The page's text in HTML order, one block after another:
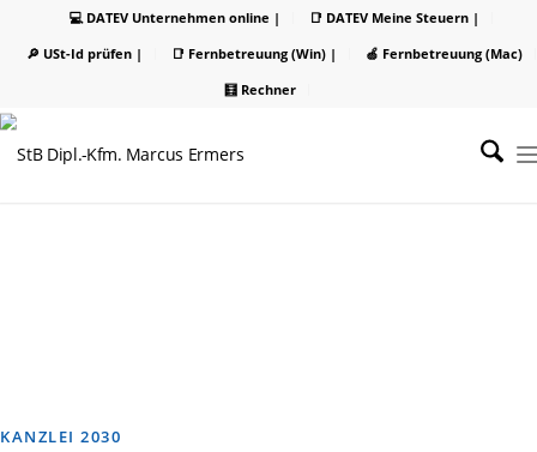
💻 DATEV Unternehmen online |
📑 DATEV Meine Steuern |
🔎 USt-Id prüfen |
📑 Fernbetreuung (Win) |
🍏 Fernbetreuung (Mac)
🧮 Rechner
KANZLEI 2030